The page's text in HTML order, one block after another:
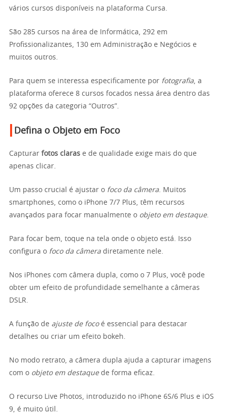
vários cursos disponíveis na plataforma Cursa.
São 285 cursos na área de Informática, 292 em
Profissionalizantes, 130 em Administração e Negócios e
muitos outros.
Para quem se interessa especificamente por fotografia, a
plataforma oferece 8 cursos focados nessa área dentro das
92 opções da categoria “Outros”.
Defina o Objeto em Foco
Capturar fotos claras e de qualidade exige mais do que
apenas clicar.
Um passo crucial é ajustar o foco da câmera. Muitos
smartphones, como o iPhone 7/7 Plus, têm recursos
avançados para focar manualmente o objeto em destaque.
Para focar bem, toque na tela onde o objeto está. Isso
configura o foco da câmera diretamente nele.
Nos iPhones com câmera dupla, como o 7 Plus, você pode
obter um efeito de profundidade semelhante a câmeras
DSLR.
A função de ajuste de focoé essencial para destacar
detalhes ou criar um efeito bokeh.
No modo retrato, a câmera dupla ajuda a capturar imagens
com o objeto em destaquede forma eficaz.
O recurso Live Photos, introduzido no iPhone 6S/6 Plus e iOS
9, é muito útil.